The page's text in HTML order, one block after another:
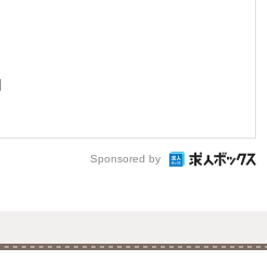
Sponsored by